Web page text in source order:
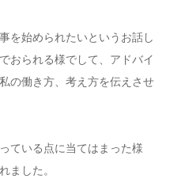
を始められたいというお話し
おられる様でして、アドバイ
の働き方、考え方を伝えさせ
ている点に当てはまった様
ました。